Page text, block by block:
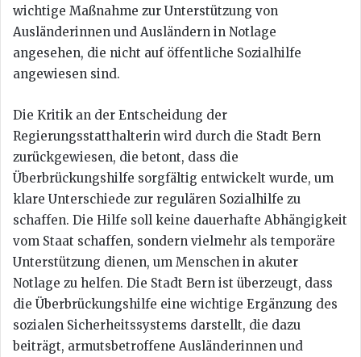
wichtige Maßnahme zur Unterstützung von
Ausländerinnen und Ausländern in Notlage
angesehen, die nicht auf öffentliche Sozialhilfe
angewiesen sind.
Die Kritik an der Entscheidung der
Regierungsstatthalterin wird durch die Stadt Bern
zurückgewiesen, die betont, dass die
Überbrückungshilfe sorgfältig entwickelt wurde, um
klare Unterschiede zur regulären Sozialhilfe zu
schaffen. Die Hilfe soll keine dauerhafte Abhängigkeit
vom Staat schaffen, sondern vielmehr als temporäre
Unterstützung dienen, um Menschen in akuter
Notlage zu helfen. Die Stadt Bern ist überzeugt, dass
die Überbrückungshilfe eine wichtige Ergänzung des
sozialen Sicherheitssystems darstellt, die dazu
beiträgt, armutsbetroffene Ausländerinnen und